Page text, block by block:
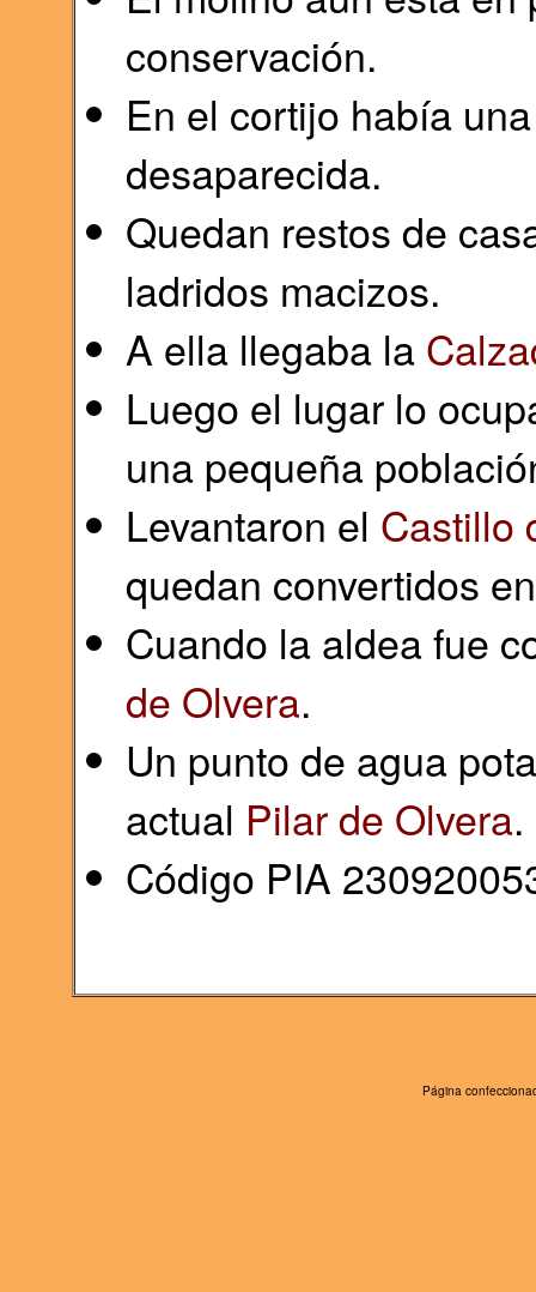
conservación.
En el cortijo había
desaparecida.
Quedan restos de
ladridos macizos.
A ella llegaba la
Luego el lugar lo
una pequeña
Levantaron el Castillo
quedan convertidos
Cuando la aldea fue
de Olvera.
Un punto de agua
actual Pilar de Olvera.
Código PIA
Página